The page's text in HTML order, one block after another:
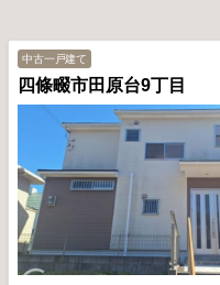
中古一戸建て
四條畷市田原台9丁目